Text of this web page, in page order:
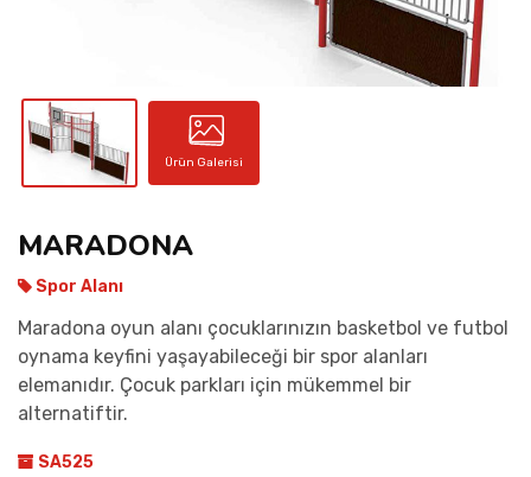
Ürün Galerisi
MARADONA
Spor Alanı
Maradona oyun alanı çocuklarınızın basketbol ve futbol
oynama keyfini yaşayabileceği bir spor alanları
elemanıdır. Çocuk parkları için mükemmel bir
alternatiftir.
SA525